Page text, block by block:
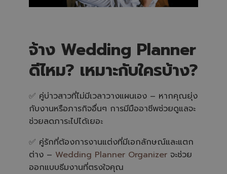
จ้าง Wedding Planner
ดีไหม? เหมาะกับใครบ้าง?
✅ คู่บ่าวสาวที่ไม่มีเวลาวางแผนเอง – หากคุณยุ่ง
กับงานหรือภารกิจอื่นๆ การมีมืออาชีพช่วยดูแลจะ
ช่วยลดภาระไปได้เยอะ
✅ คู่รักที่ต้องการงานแต่งที่มีเอกลักษณ์และแตก
ต่าง – Wedding Planner Organizerจะช่วย
ออกแบบธีมงานที่ตรงใจคุณ